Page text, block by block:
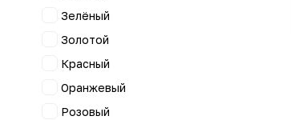
Зелёный
Золотой
Красный
Оранжевый
Розовый